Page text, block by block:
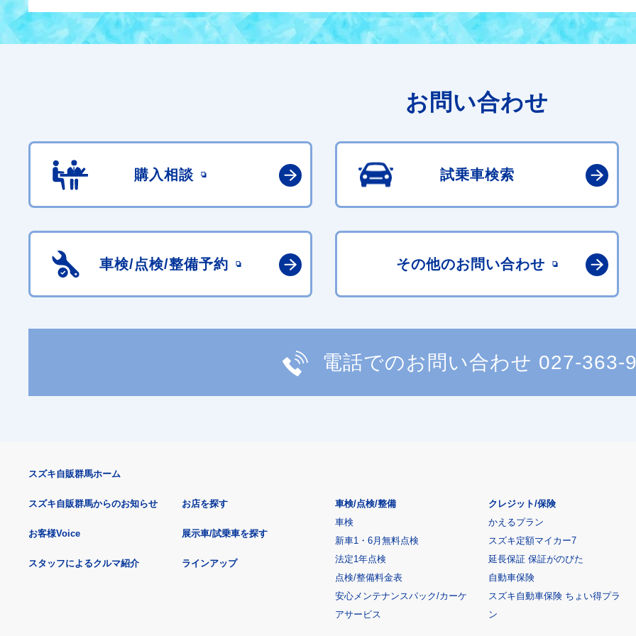
お問い合わせ
購入相談 試乗車検索
車検/点検/整備予約 その他のお問い合わせ
電話でのお問い合わせ 027-363-
スズキ自販群馬ホーム
スズキ自販群馬からのお知らせ
お客様Voice
スタッフによるクルマ紹介
お店を探す
展示車/試乗車を探す
ラインアップ
車検/点検/整備
車検
新車1・6月無料点検
法定1年点検
点検/整備料金表
安心メンテナンスパック/カーケ
アサービス
クレジット/保険
かえるプラン
スズキ定額マイカー7
延長保証 保証がのびた
自動車保険
スズキ自動車保険 ちょい得プラ
ン